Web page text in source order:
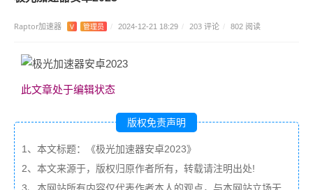
Raptor加速器 V 管理员 / 2024-12-21 18:29 / 203 评论 / 802 阅读
此文章处于编辑状态
版权免责声明
1、本文标题：《极光加速器安卓2023》
2、本文来源于，版权归原作者所有，转载请注明出处!
3、本网站所有内容仅代表作者本人的观点，与本网站立场无